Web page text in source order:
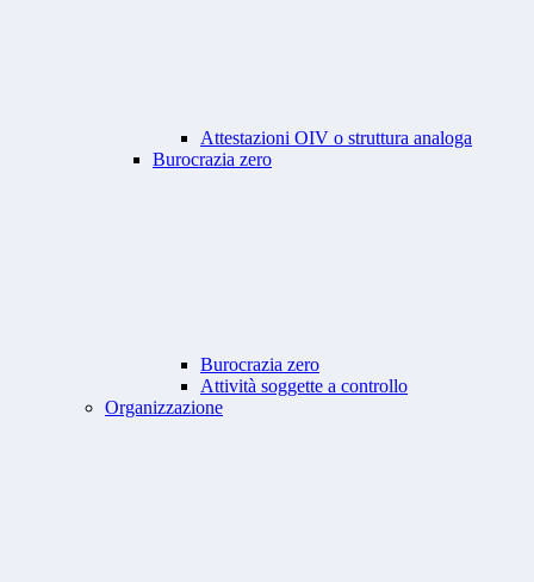
Attestazioni OIV o struttura analoga
Burocrazia zero
Burocrazia zero
Attività soggette a controllo
Organizzazione